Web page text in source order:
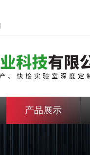
产品展示